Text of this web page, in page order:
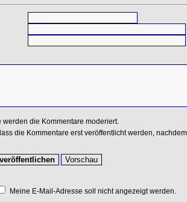
werden die Kommentare moderiert.
die Kommentare erst veröffentlicht werden,
Meine E-Mail-Adresse soll nicht angezeigt werden.